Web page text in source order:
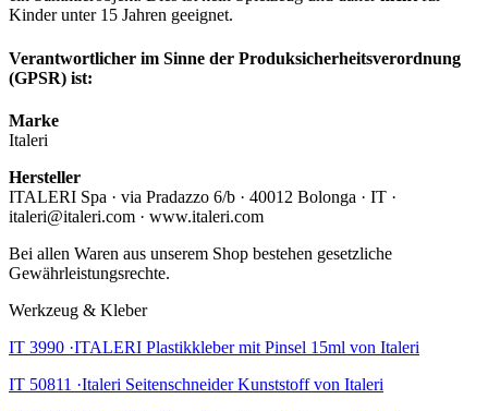
Kinder unter 15 Jahren geeignet.
Verantwortlicher im Sinne der Produksicherheitsverordnung
(GPSR) ist:
Marke
Italeri
Hersteller
ITALERI Spa · via Pradazzo 6/b · 40012 Bolonga · IT ·
italeri@italeri.com · www.italeri.com
Bei allen Waren aus unserem Shop bestehen gesetzliche
Gewährleistungsrechte.
Werkzeug & Kleber
IT 3990 ·ITALERI Plastikkleber mit Pinsel 15ml von Italeri
IT 50811 ·Italeri Seitenschneider Kunststoff von Italeri